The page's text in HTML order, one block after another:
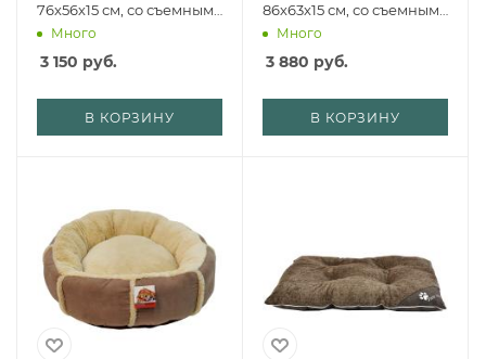
76х56х15 см, со съемным
чехлом, серый
Много
3 150 руб.
В КОРЗИНУ
86х63х15 см, со съемным
чехлом, серый
Много
3 880 руб.
В КОРЗИНУ